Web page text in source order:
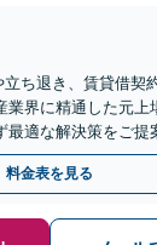
立ち退き、賃貸借契
業界に精通した元上
最適な解決策をご提
底サポートします。
料金表を見る